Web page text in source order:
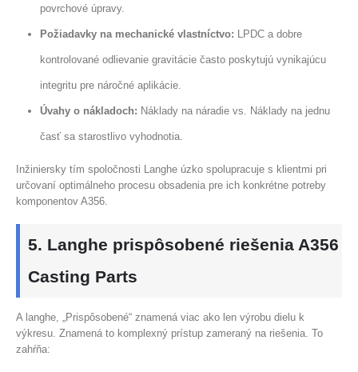
povrchové úpravy.
Požiadavky na mechanické vlastníctvo: LPDC a dobre
kontrolované odlievanie gravitácie často poskytujú vynikajúcu
integritu pre náročné aplikácie.
Úvahy o nákladoch: Náklady na náradie vs. Náklady na jednu
časť sa starostlivo vyhodnotia.
Inžiniersky tím spoločnosti Langhe úzko spolupracuje s klientmi pri
určovaní optimálneho procesu obsadenia pre ich konkrétne potreby
komponentov A356.
5. Langhe prispôsobené riešenia A356
Casting Parts
A langhe, „Prispôsobené“ znamená viac ako len výrobu dielu k
výkresu. Znamená to komplexný prístup zameraný na riešenia. To
zahŕňa: